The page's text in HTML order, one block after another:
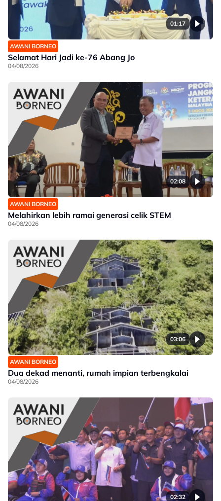
01:17
AWANI BORNEO
Selamat Hari Jadi ke-76 Abang Jo
04/08/2026
02:08
AWANI BORNEO
Melahirkan lebih ramai generasi celik STEM
04/08/2026
03:06
AWANI BORNEO
Dua dekad menanti, rumah impian terbengkalai
04/08/2026
02:32